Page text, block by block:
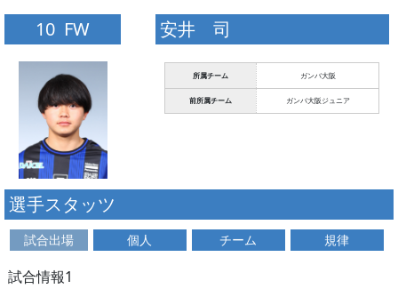
10 FW 安井 司
所属チーム ガンバ大阪
前所属チーム ガンバ大阪ジュニア
選手スタッツ
試合出場 個人 チーム 規律
試合情報1